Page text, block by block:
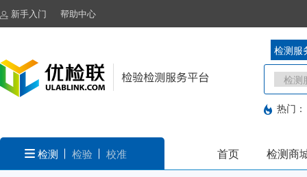
新手入门 帮助中心
检测服
热门：
检测 检验 校准 首页 检测商